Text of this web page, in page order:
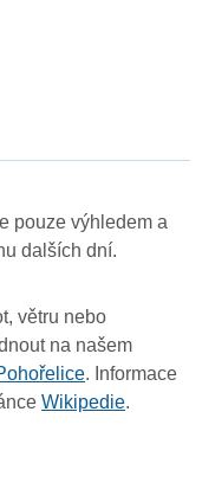
pouze výhledem a
dalších dní.
větru nebo
na našem
. Informace
Wikipedie.